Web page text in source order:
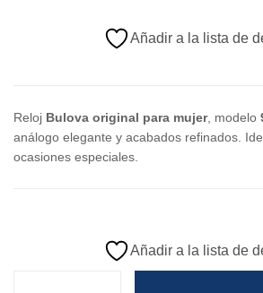
Reloj Bulova original para mujer, modelo
análogo elegante y acabados refinados.
ocasiones especiales.
Añadir a la lista de
Añadir a la lista de